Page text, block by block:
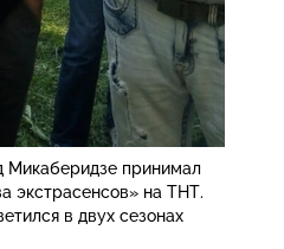
Микаберидзе принимал
экстрасенсов» на ТНТ.
в двух сезонах